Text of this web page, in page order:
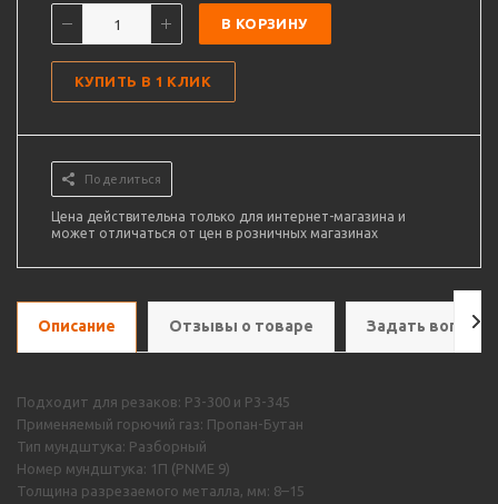
В КОРЗИНУ
КУПИТЬ В 1 КЛИК
Поделиться
Цена действительна только для интернет-магазина и
может отличаться от цен в розничных магазинах
Описание Отзывы о товаре Задать вопрос
Подходит для резаков: Р3-300 и Р3-345
Применяемый горючий газ: Пропан-Бутан
Тип мундштука: Разборный
Номер мундштука: 1П (PNME 9)
Толщина разрезаемого металла, мм: 8–15